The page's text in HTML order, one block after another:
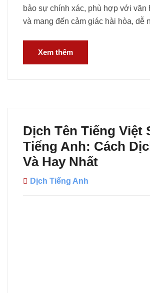
bảo sự chính xác, phù hợp với văn
và mang đến cảm giác hài hòa, dễ
Xem thêm
Dịch Tên Tiếng Việt
Tiếng Anh: Cách
Và Hay Nhất
Dịch Tiếng Anh